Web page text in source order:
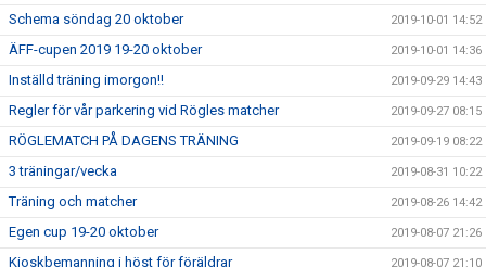
Schema söndag 20 oktober 2019-10-01 14:52
ÄFF-cupen 2019 19-20 oktober 2019-10-01 14:36
Inställd träning imorgon!! 2019-09-29 14:43
Regler för vår parkering vid Rögles matcher 2019-09-27 08:15
RÖGLEMATCH PÅ DAGENS TRÄNING 2019-09-19 08:22
3 träningar/vecka 2019-08-31 10:22
Träning och matcher 2019-08-26 14:42
Egen cup 19-20 oktober 2019-08-07 21:26
Kioskbemanning i höst för föräldrar 2019-08-07 21:10